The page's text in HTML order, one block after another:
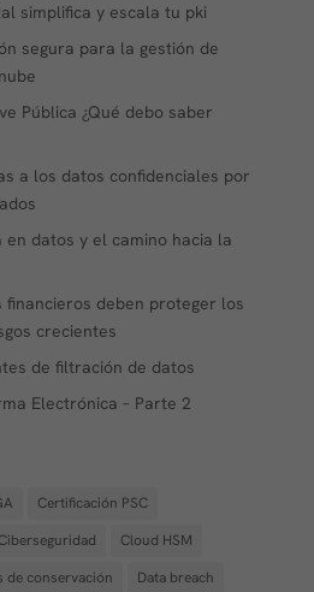
simplifica y escala tu pki
segura para la gestión de
Pública ¿Qué debo saber
a los datos confidenciales por
en datos y el camino hacia la
financieros deben proteger los
crecientes
de filtración de datos
Electrónica – Parte 2
Certificación PSC
Ciberseguridad
Cloud HSM
de conservación
Data breach